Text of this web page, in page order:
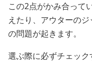
この2点がかみ合って
えたり、アウターの
の問題が起きます。
選ぶ際に必ずチェック